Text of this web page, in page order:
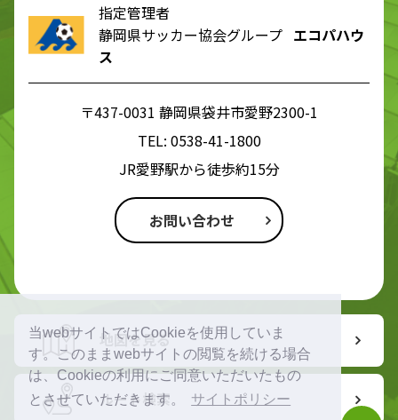
当webサイトではCookieを使用していま
す。このままwebサイトの閲覧を続ける場合
は、Cookieの利用にご同意いただいたもの
とさせていただきます。
サイトポリシー
指定管理者
静岡県サッカー協会グループ エコパハウ
ス
〒437-0031 静岡県袋井市愛野2300-1
TEL: 0538-41-1800
JR愛野駅から徒歩約15分
お問い合わせ
地図を見る
ルート検索